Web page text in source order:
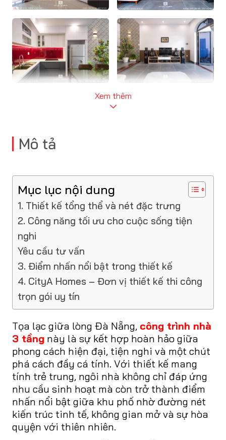
Xem thêm
Mô tả
Mục lục nội dung
1. Thiết kế tổng thể và nét đặc trưng
2. Công năng tối ưu cho cuộc sống tiện
nghi
Yêu cầu tư vấn
3. Điểm nhấn nổi bật trong thiết kế
4. CityA Homes – Đơn vị thiết kế thi công
trọn gói uy tín
Tọa lạc giữa lòng Đà Nẵng, công trình nhà
3 tầng này là sự kết hợp hoàn hảo giữa
phong cách hiện đại, tiện nghi và một chút
phá cách đầy cá tính. Với thiết kế mang
tính trẻ trung, ngôi nhà không chỉ đáp ứng
nhu cầu sinh hoạt mà còn trở thành điểm
nhấn nổi bật giữa khu phố nhờ đường nét
kiến trúc tinh tế, không gian mở và sự hòa
quyện với thiên nhiên.